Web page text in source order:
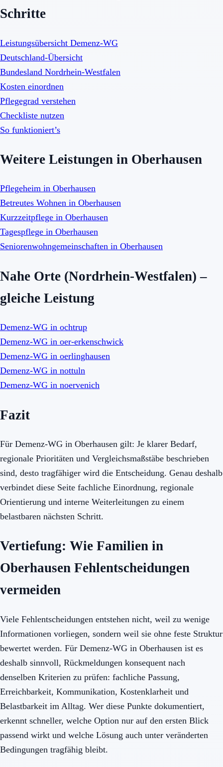
Schritte
Leistungsübersicht Demenz-WG
Deutschland-Übersicht
Bundesland Nordrhein-Westfalen
Kosten einordnen
Pflegegrad verstehen
Checkliste nutzen
So funktioniert’s
Weitere Leistungen in Oberhausen
Pflegeheim in Oberhausen
Betreutes Wohnen in Oberhausen
Kurzzeitpflege in Oberhausen
Tagespflege in Oberhausen
Seniorenwohngemeinschaften in Oberhausen
Nahe Orte (Nordrhein-Westfalen) –
gleiche Leistung
Demenz-WG in ochtrup
Demenz-WG in oer-erkenschwick
Demenz-WG in oerlinghausen
Demenz-WG in nottuln
Demenz-WG in noervenich
Fazit
Für Demenz-WG in Oberhausen gilt: Je klarer Bedarf,
regionale Prioritäten und Vergleichsmaßstäbe beschrieben
sind, desto tragfähiger wird die Entscheidung. Genau deshalb
verbindet diese Seite fachliche Einordnung, regionale
Orientierung und interne Weiterleitungen zu einem
belastbaren nächsten Schritt.
Vertiefung: Wie Familien in
Oberhausen Fehlentscheidungen
vermeiden
Viele Fehlentscheidungen entstehen nicht, weil zu wenige
Informationen vorliegen, sondern weil sie ohne feste Struktur
bewertet werden. Für Demenz-WG in Oberhausen ist es
deshalb sinnvoll, Rückmeldungen konsequent nach
denselben Kriterien zu prüfen: fachliche Passung,
Erreichbarkeit, Kommunikation, Kostenklarheit und
Belastbarkeit im Alltag. Wer diese Punkte dokumentiert,
erkennt schneller, welche Option nur auf den ersten Blick
passend wirkt und welche Lösung auch unter veränderten
Bedingungen tragfähig bleibt.